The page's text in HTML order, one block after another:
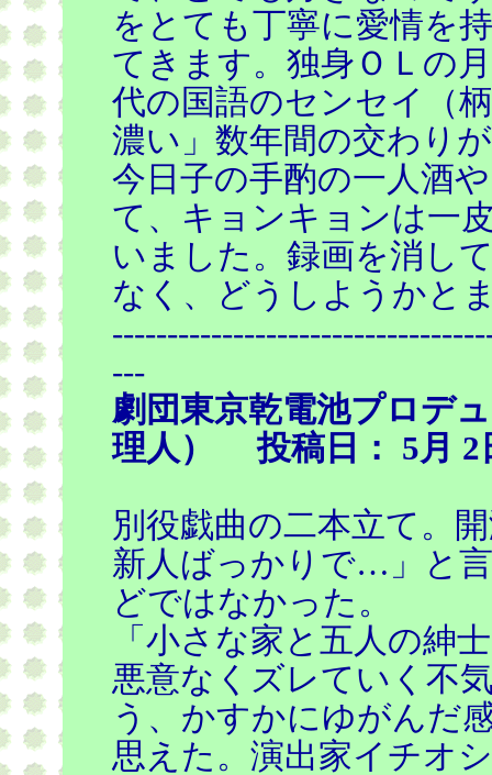
をとても丁寧に愛情を
てきます。独身ＯＬの
代の国語のセンセイ（
濃い」数年間の交わり
今日子の手酌の一人酒
て、キョンキョンは一
いました。録画を消し
なく、どうしようかと
---
劇団東京乾電池プロデ
理人） 投稿日： 5月 2
別役戯曲の二本立て。
新人ばっかりで…」と
どではなかった。
「小さな家と五人の紳
悪意なくズレていく不
う、かすかにゆがんだ
思えた。演出家イチオ